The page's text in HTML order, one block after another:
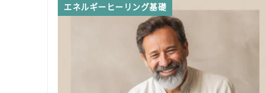
エネルギーヒーリング基礎